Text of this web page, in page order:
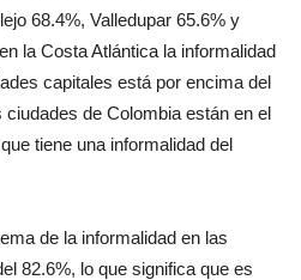
68.4%, Valledupar 65.6% y
la Costa Atlántica la informalidad
capitales está por encima del
de Colombia están en el
tiene una informalidad del
de la informalidad en las
82.6%, lo que significa que es